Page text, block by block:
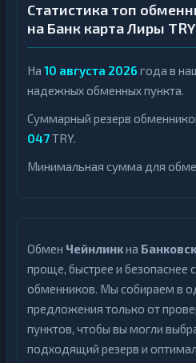
Статистика топ
на Банк карта Лиры TRY
На 10 августа 2026 года в
надежных обменных пункта.
Суммарный резерв
047TRY.
Минимальная сумма для
Обмен Чейнлинкна
проще, быстрее и
обменников. Мы собираем в
предложения только от
пунктов, чтобы вы могли
подходящий резерв и